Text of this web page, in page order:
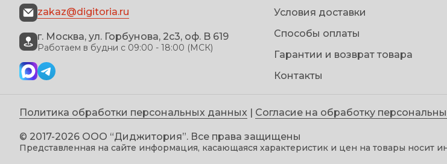
zakaz@digitoria.ru
г. Москва, ул. Горбунова, 2с3, оф. B 619
Работаем в будни с 09:00 - 18:00 (МСК)
Условия доставки
Способы оплаты
Гарантии и возврат товара
Контакты
Политика обработки персональных данных | Согласие на обработку
© 2017-2026 ООО “Диджитория”. Все права защищены
Представленная на сайте информация, касающаяся характеристик и цен на товары носит